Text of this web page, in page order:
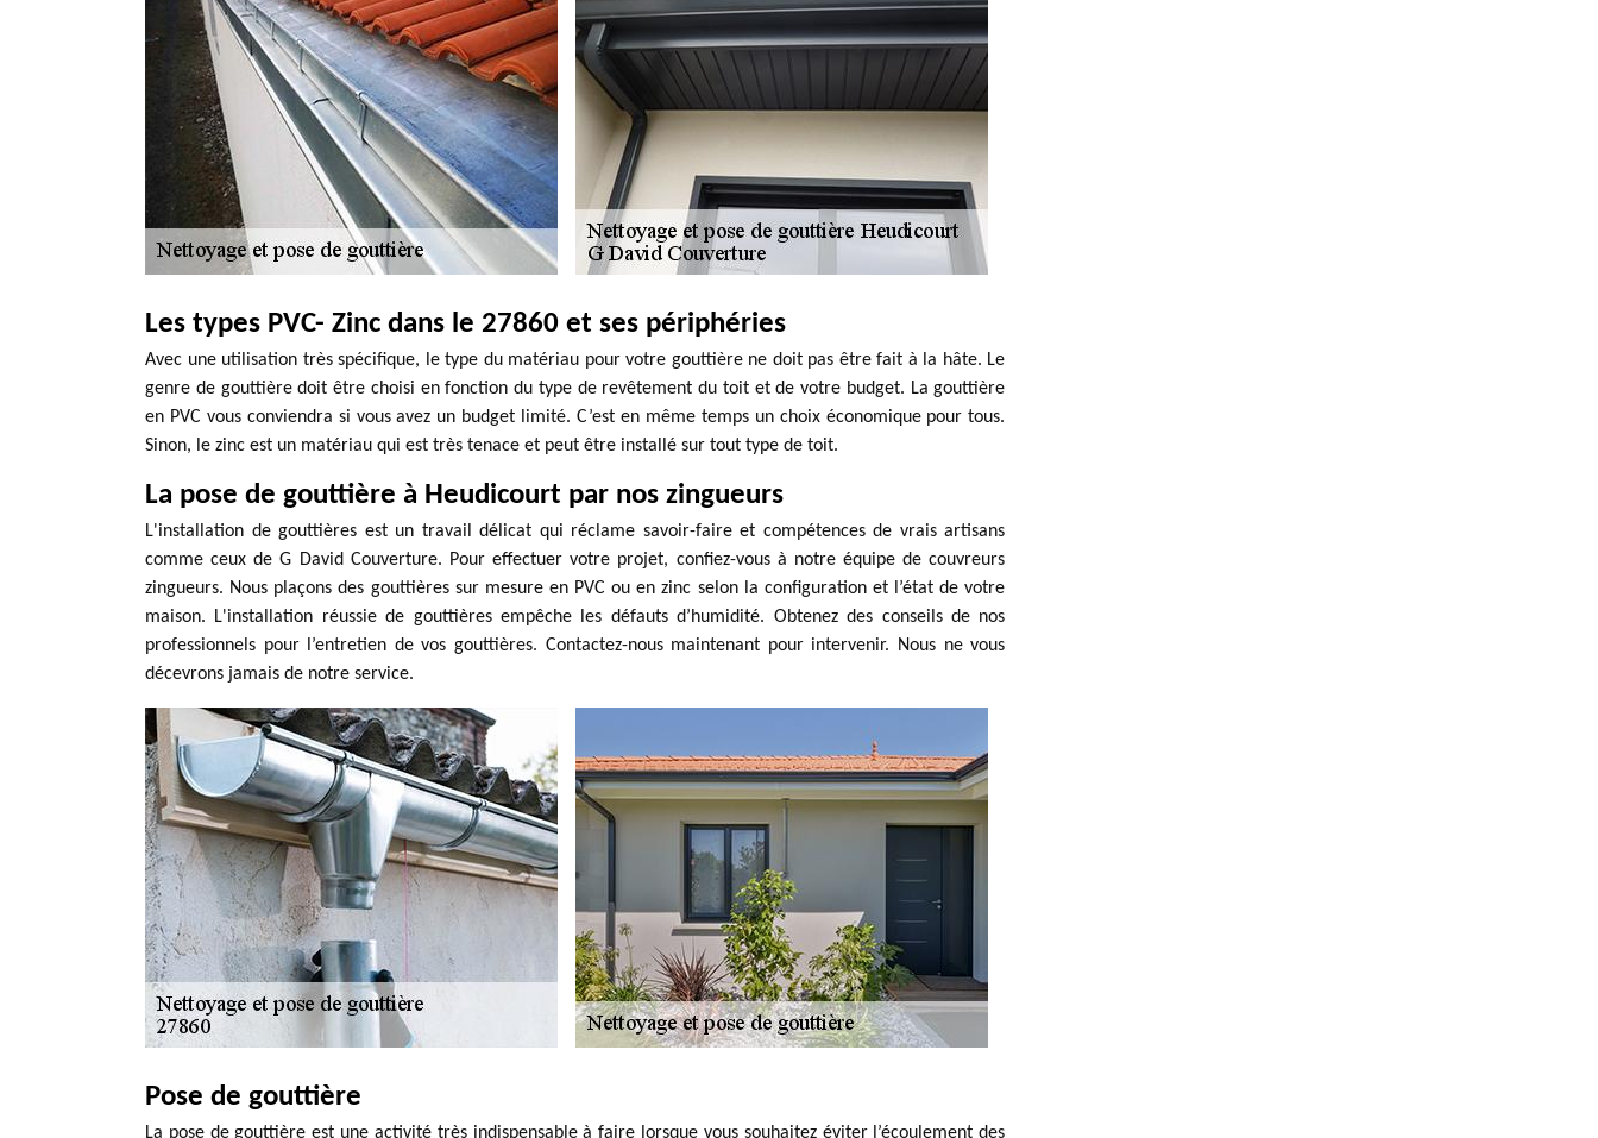
Les types PVC- Zinc dans le 27860 et ses périphéries
Avec une utilisation très spécifique, le type du matériau pour votre gouttière ne doit pas être fait à la hâte. Le
genre de gouttière doit être choisi en fonction du type de revêtement du toit et de votre budget. La gouttière
en PVC vous conviendra si vous avez un budget limité. C’est en même temps un choix économique pour tous.
Sinon, le zinc est un matériau qui est très tenace et peut être installé sur tout type de toit.
La pose de gouttière à Heudicourt par nos zingueurs
L'installation de gouttières est un travail délicat qui réclame savoir-faire et compétences de vrais artisans
comme ceux de G David Couverture. Pour effectuer votre projet, confiez-vous à notre équipe de couvreurs
zingueurs. Nous plaçons des gouttières sur mesure en PVC ou en zinc selon la configuration et l’état de votre
maison. L'installation réussie de gouttières empêche les défauts d’humidité. Obtenez des conseils de nos
professionnels pour l’entretien de vos gouttières. Contactez-nous maintenant pour intervenir. Nous ne vous
décevrons jamais de notre service.
Pose de gouttière
La pose de gouttière est une activité très indispensable à faire lorsque vous souhaitez éviter l’écoulement des